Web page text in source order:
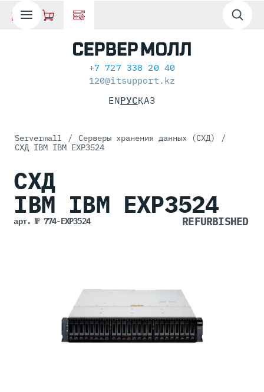
+7 727 338 20 40
120@itsupport.kz
ENРУСҚАЗ
Servermall / Серверы хранения данных (СХД)
/
СХД IBM IBM EXP3524
СХД
IBM IBM EXP3524
арт. № 774-EXP3524